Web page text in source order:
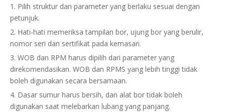
1. Pilih struktur dan parameter yang berlaku sesuai dengan
petunjuk.
2. Hati-hati memeriksa tampilan bor, ujung bor yang berulir,
nomor seri dan sertifikat pada kemasan.
3. WOB dan RPM harus dipilih dari parameter yang
direkomendasikan. WOB dan RPMS yang lebih tinggi tidak
boleh digunakan secara bersamaan.
4. Dasar sumur harus bersih, dan alat bor tidak boleh
digunakan saat melebarkan lubang yang panjang.